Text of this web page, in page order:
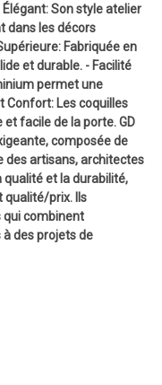
Son style atelier
dans les décors
Fabriquée en
et durable. - Facilité
permet une
Confort: Les coquilles
facile de la porte. GD
composée de
des artisans, architectes
qualité et la durabilité,
qualité/prix. Ils
combinent
des projets de